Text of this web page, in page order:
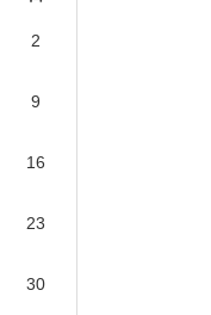
2
9
16
23
30